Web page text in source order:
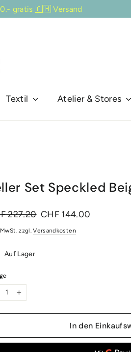
gratis 🇨🇭 Versand
Textil Atelier & Stores
Set Speckled
227.20 Sonderpreis
CHF 144.00
zzgl.Versandkosten
Auf Lager
+
In den